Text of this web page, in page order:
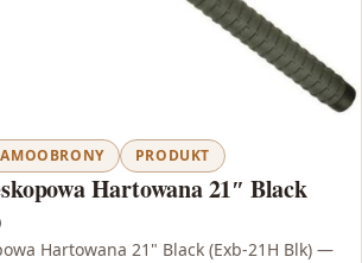
PRODUKT
Hartowana 21″ Black
Hartowana 21" Black (Exb-21H Blk) —